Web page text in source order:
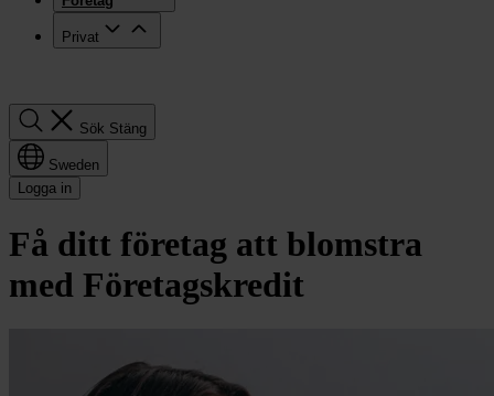
Privat
Sök Stäng
Sweden
Logga in
Få ditt företag att blomstra
med Företagskredit